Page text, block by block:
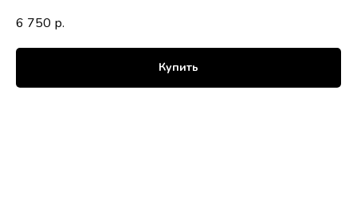
6 750 р.
Купить